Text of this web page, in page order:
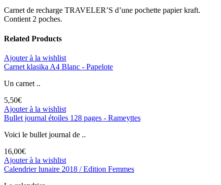
Carnet de recharge TRAVELER’S d’une pochette papier kraft.
Contient 2 poches.
Related Products
Ajouter à la wishlist
Carnet klasika A4 Blanc - Papelote
Un carnet ..
5,50€
Ajouter à la wishlist
Bullet journal étoiles 128 pages - Rameyttes
Voici le bullet journal de ..
16,00€
Ajouter à la wishlist
Calendrier lunaire 2018 / Edition Femmes